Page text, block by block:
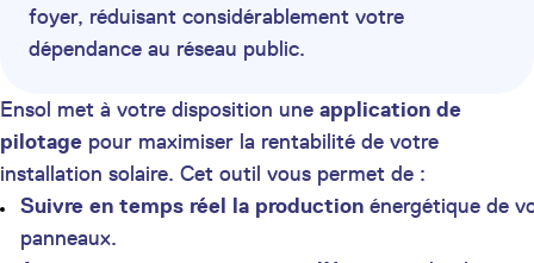
foyer, réduisant considérablement votre
dépendance au réseau public.
Ensol met à votre disposition une application de
pilotage pour maximiser la rentabilité de votre
installation solaire. Cet outil vous permet de :
Suivre en temps réel la production énergétique de
panneaux.